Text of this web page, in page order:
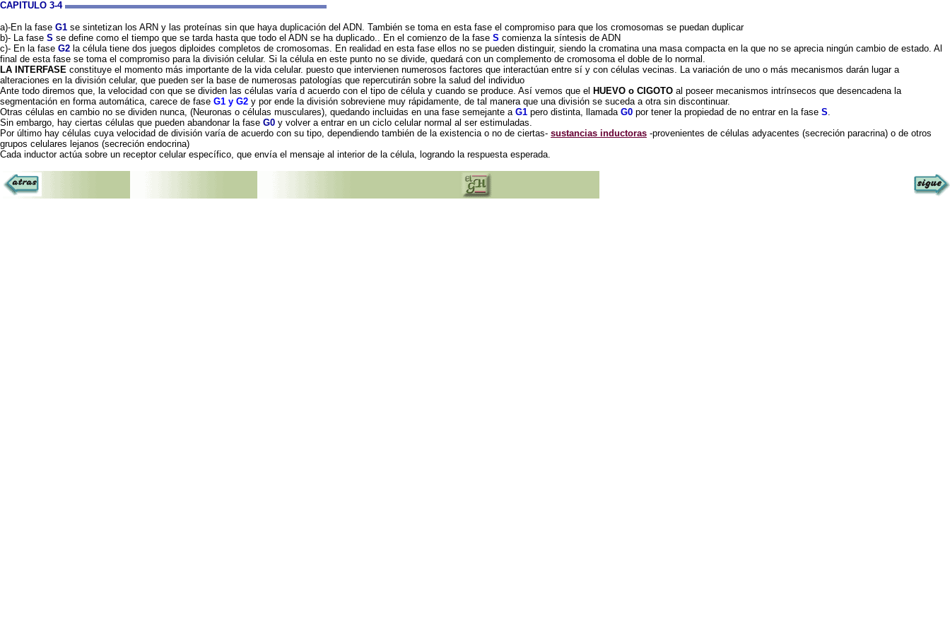
CAPITULO 3-4
a)-En la fase G1 se sintetizan los ARN y las proteínas sin que haya duplicación del ADN. También se toma en esta fase el compromiso para que los cromosomas se puedan duplicar
b)- La fase S se define como el tiempo que se tarda hasta que todo el ADN se ha duplicado.. En el comienzo de la fase S comienza la síntesis de ADN
c)- En la fase G2 la célula tiene dos juegos diploides completos de cromosomas. En realidad en esta fase ellos no se pueden distinguir, siendo la cromatina una masa compacta en la que no se aprecia ningún cambio de estado. Al
final de esta fase se toma el compromiso para la división celular. Si la célula en este punto no se divide, quedará con un complemento de cromosoma el doble de lo normal.
LA INTERFASE constituye el momento más importante de la vida celular. puesto que intervienen numerosos factores que interactúan entre sí y con células vecinas. La variación de uno o más mecanismos darán lugar a
alteraciones en la división celular, que pueden ser la base de numerosas patologías que repercutirán sobre la salud del individuo
Ante todo diremos que, la velocidad con que se dividen las células varía d acuerdo con el tipo de célula y cuando se produce. Así vemos que el HUEVO o CIGOTO al poseer mecanismos intrínsecos que desencadena la
segmentación en forma automática, carece de fase G1 y G2 y por ende la división sobreviene muy rápidamente, de tal manera que una división se suceda a otra sin discontinuar.
Otras células en cambio no se dividen nunca, (Neuronas o células musculares), quedando incluidas en una fase semejante aG1 pero distinta, llamada G0 por tener la propiedad de no entrar en la fase S.
Sin embargo, hay ciertas células que pueden abandonar la fase G0 y volver a entrar en un ciclo celular normal al ser estimuladas.
Por último hay células cuya velocidad de división varía de acuerdo con su tipo, dependiendo también de la existencia o no de ciertas- sustancias inductoras -provenientes de células adyacentes (secreción paracrina) o de otros
grupos celulares lejanos (secreción endocrina)
Cada inductor actúa sobre un receptor celular específico, que envía el mensaje al interior de la célula, logrando la respuesta esperada.